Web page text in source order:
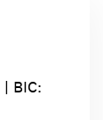
| BIC: